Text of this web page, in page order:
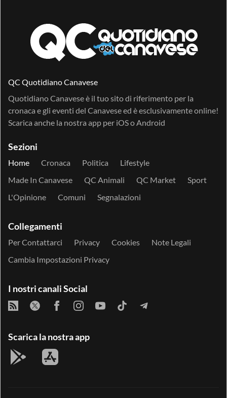
QC Quotidiano Canavese
Quotidiano Canavese è il tuo sito di riferimento per la
cronaca e gli eventi del Canavese ed è esclusivamente online!
Scarica anche la nostra app per iOSoAndroid
Sezioni
Home Cronaca Politica
Lifestyle
Made In Canavese
QC Animali QC Market
Sport
L'Opinione
Comuni Segnalazioni
Collegamenti
Per Contattarci Privacy Cookies
Note Legali
Cambia Impostazioni Privacy
I nostri canali Social
Scarica la nostra app